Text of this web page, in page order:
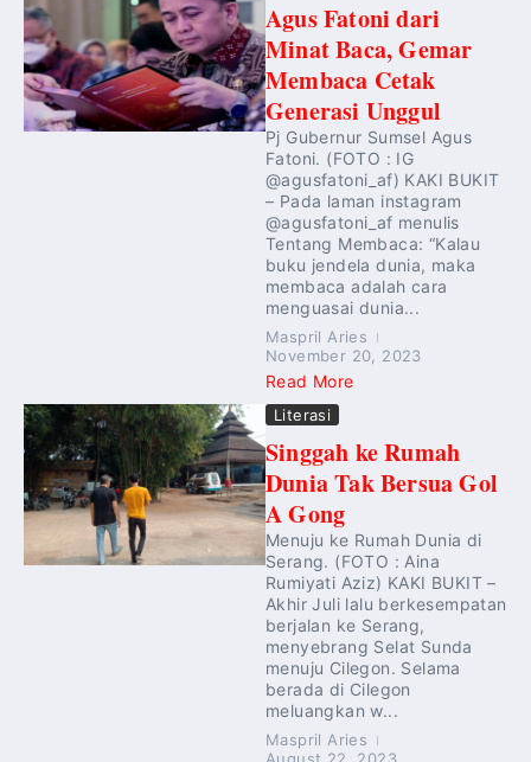
Agus Fatoni dari
Minat Baca, Gemar
Membaca Cetak
Generasi Unggul
Pj Gubernur Sumsel Agus
Fatoni. (FOTO : IG
@agusfatoni_af) KAKI BUKIT
– Pada laman instagram
@agusfatoni_af menulis
Tentang Membaca: “Kalau
buku jendela dunia, maka
membaca adalah cara
menguasai dunia...
Maspril Aries
November 20, 2023
Read More
Literasi
Singgah ke Rumah
Dunia Tak Bersua Gol
A Gong
Menuju ke Rumah Dunia di
Serang. (FOTO : Aina
Rumiyati Aziz) KAKI BUKIT –
Akhir Juli lalu berkesempatan
berjalan ke Serang,
menyebrang Selat Sunda
menuju Cilegon. Selama
berada di Cilegon
meluangkan w...
Maspril Aries